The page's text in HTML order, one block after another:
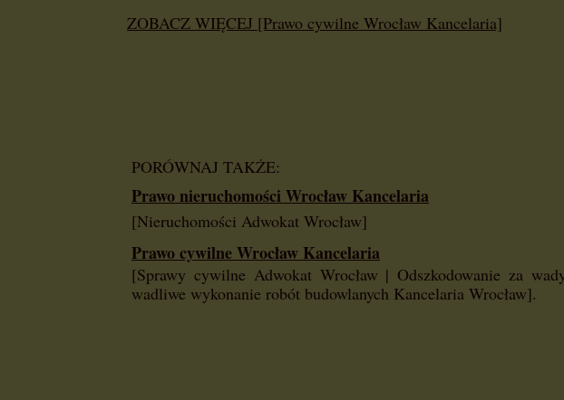
PORÓWNAJ TAKŻE:
Prawo nieruchomości Wrocław Kancelaria
[Nieruchomości Adwokat Wrocław]
Prawo cywilne Wrocław Kancelaria
[Sprawy cywilne Adwokat Wrocław | Odszkodowanie za
wadliwe wykonanie robót budowlanych Kancelaria Wrocław].
ZOBACZ WIĘCEJ [Prawo cywilne Wrocław Kancelaria]